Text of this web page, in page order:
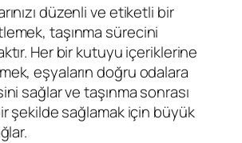
düzenli ve etiketli bir
taşınma sürecini
Her bir kutuyu içeriklerine
eşyaların doğru odalara
sağlar ve taşınma sonrası
şekilde sağlamak için büyük